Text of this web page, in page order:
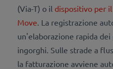
(Via-T) o il dispositivo per
Move . La registrazione
un'elaborazione rapida
ingorghi. Sulle strade a
la fatturazione avviene